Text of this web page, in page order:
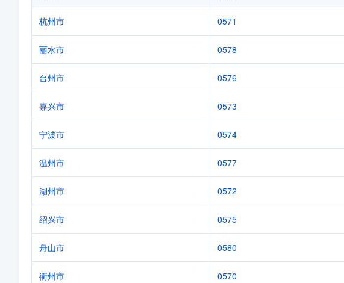
杭州市 0571
丽水市 0578
台州市 0576
嘉兴市 0573
宁波市 0574
温州市 0577
湖州市 0572
绍兴市 0575
舟山市 0580
衢州市 0570